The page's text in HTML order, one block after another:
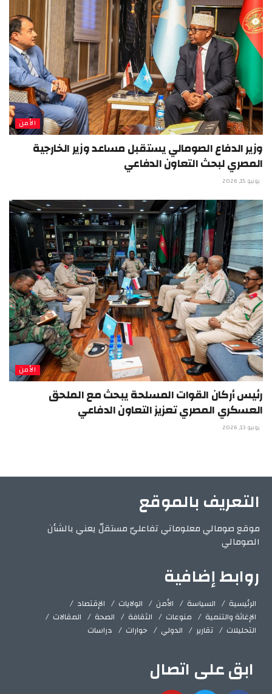
الأمن
وزير الدفاع الصومالي يستقبل مساعد وزير الخارجية
المصري لبحث التعاون الدفاعي
يونيو 15, 2026
الأمن
رئيس أركان القوات المسلحة يبحث مع الملحق
العسكري المصري تعزيز التعاون الدفاعي
يونيو 13, 2026
التعريف بالموقع
موقع صومالي معلوماتي تفاعليّ مستقلّ يعني بالشأن
الصومالي
روابط إضافية
الرئيسية السياسة الأمن الولايات
الإقتصاد
الإغاثة والتنمية
منوعات الثقافة الصحة
المقالات
التحليلات
تقارير الدولي حوارات دراسات
ابق على اتصال